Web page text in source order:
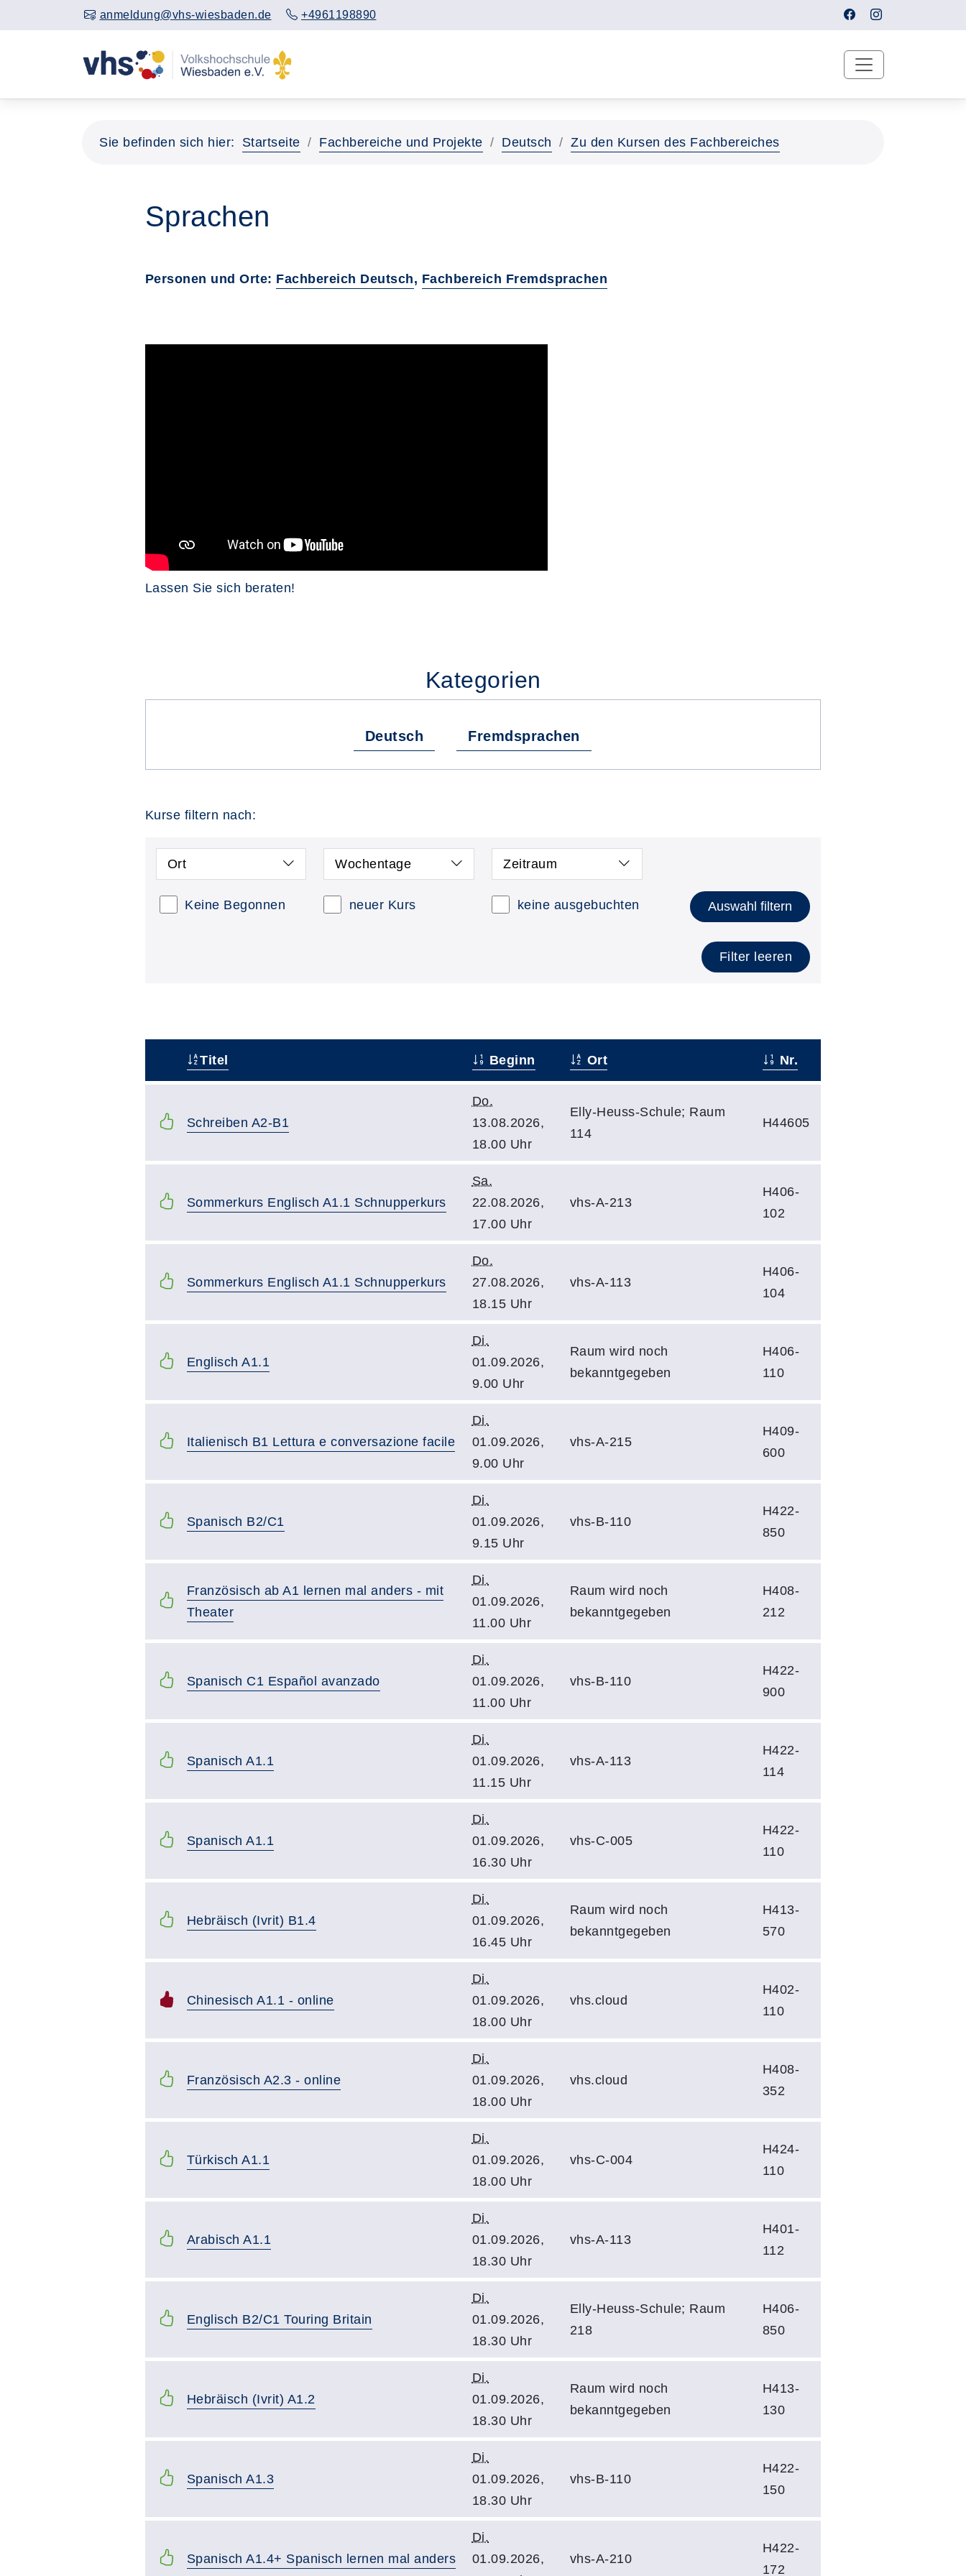
anmeldung@vhs-wiesbaden.de +4961198890
Sie befinden sich hier: Startseite Fachbereiche und Projekte Deutsch Zu den Kursen des Fachbereiches
Sprachen
Personen und Orte: Fachbereich Deutsch, Fachbereich Fremdsprachen
Lassen Sie sich beraten!
Kategorien
Deutsch Fremdsprachen
Kurse filtern nach:
Ort Wochentage Zeitraum
Keine Begonnen neuer Kurs keine ausgebuchten Auswahl filtern
Filter leeren
Titel Beginn Ort Nr.
Schreiben A2-B1
Do.
13.08.2026,
18.00 Uhr
Elly-Heuss-Schule; Raum
114
H44605
Sommerkurs Englisch A1.1 Schnupperkurs
Sa.
22.08.2026,
17.00 Uhr
vhs-A-213
H406-
102
Sommerkurs Englisch A1.1 Schnupperkurs
Do.
27.08.2026,
18.15 Uhr
vhs-A-113
H406-
104
Englisch A1.1
Di.
01.09.2026,
9.00 Uhr
Raum wird noch
bekanntgegeben
H406-
110
Italienisch B1 Lettura e conversazione facile
Di.
01.09.2026,
9.00 Uhr
vhs-A-215
H409-
600
Spanisch B2/C1
Di.
01.09.2026,
9.15 Uhr
vhs-B-110
H422-
850
Französisch ab A1 lernen mal anders - mit
Theater
Di.
01.09.2026,
11.00 Uhr
Raum wird noch
bekanntgegeben
H408-
212
Spanisch C1 Español avanzado
Di.
01.09.2026,
11.00 Uhr
vhs-B-110
H422-
900
Spanisch A1.1
Di.
01.09.2026,
11.15 Uhr
vhs-A-113
H422-
114
Spanisch A1.1
Di.
01.09.2026,
16.30 Uhr
vhs-C-005
H422-
110
Hebräisch (Ivrit) B1.4
Di.
01.09.2026,
16.45 Uhr
Raum wird noch
bekanntgegeben
H413-
570
Chinesisch A1.1 - online
Di.
01.09.2026,
18.00 Uhr
vhs.cloud
H402-
110
Französisch A2.3 - online
Di.
01.09.2026,
18.00 Uhr
vhs.cloud
H408-
352
Türkisch A1.1
Di.
01.09.2026,
18.00 Uhr
vhs-C-004
H424-
110
Arabisch A1.1
Di.
01.09.2026,
18.30 Uhr
vhs-A-113
H401-
112
Englisch B2/C1 Touring Britain
Di.
01.09.2026,
18.30 Uhr
Elly-Heuss-Schule; Raum
218
H406-
850
Hebräisch (Ivrit) A1.2
Di.
01.09.2026,
18.30 Uhr
Raum wird noch
bekanntgegeben
H413-
130
Spanisch A1.3
Di.
01.09.2026,
18.30 Uhr
vhs-B-110
H422-
150
Spanisch A1.4+ Spanisch lernen mal anders
Di.
01.09.2026,
vhs-A-210
H422-
172